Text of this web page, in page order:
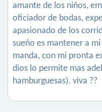
amante de los niños,
oficiador de bodas,
apasionado de los
sueño es mantener a
manda, con mi pronta
dios lo permite mas
hamburguesas). viva ??